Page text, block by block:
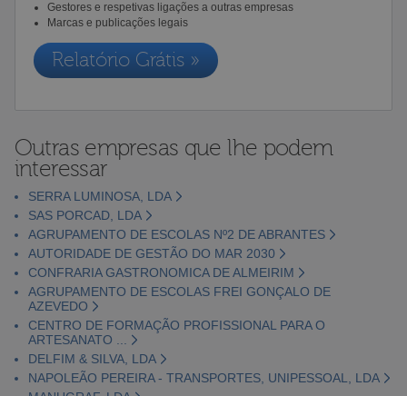
Gestores e respetivas ligações a outras empresas
Marcas e publicações legais
Relatório Grátis »
Outras empresas que lhe podem
interessar
SERRA LUMINOSA, LDA
SAS PORCAD, LDA
AGRUPAMENTO DE ESCOLAS Nº2 DE ABRANTES
AUTORIDADE DE GESTÃO DO MAR 2030
CONFRARIA GASTRONOMICA DE ALMEIRIM
AGRUPAMENTO DE ESCOLAS FREI GONÇALO DE
AZEVEDO
CENTRO DE FORMAÇÃO PROFISSIONAL PARA O
ARTESANATO ...
DELFIM & SILVA, LDA
NAPOLEÃO PEREIRA - TRANSPORTES, UNIPESSOAL, LDA